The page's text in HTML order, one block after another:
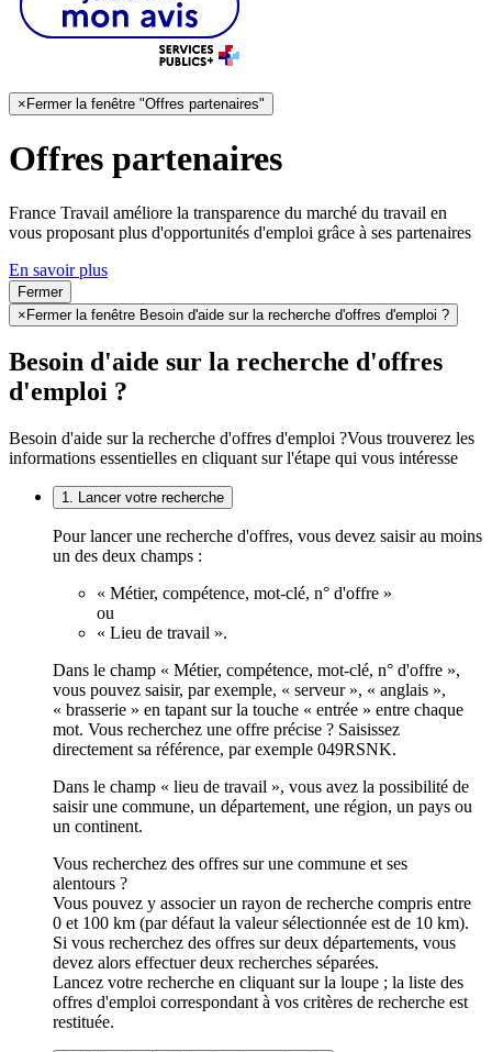
×Fermer la fenêtre "Offres partenaires"
Offres partenaires
France Travail améliore la transparence du marché du travail en
vous proposant plus d'opportunités d'emploi grâce à ses partenaires
En savoir plus
Fermer
×Fermer la fenêtre Besoin d'aide sur la recherche d'offres d'emploi ?
Besoin d'aide sur la recherche d'offres
d'emploi ?
Besoin d'aide sur la recherche d'offres d'emploi ?Vous trouverez les
informations essentielles en cliquant sur l'étape qui vous intéresse
1. Lancer votre recherche
Pour lancer une recherche d'offres, vous devez saisir au moins
un des deux champs :
« Métier, compétence, mot-clé, n° d'offre »
ou
« Lieu de travail ».
Dans le champ « Métier, compétence, mot-clé, n° d'offre »,
vous pouvez saisir, par exemple, « serveur », « anglais »,
« brasserie » en tapant sur la touche « entrée » entre chaque
mot. Vous recherchez une offre précise ? Saisissez
directement sa référence, par exemple 049RSNK.
Dans le champ « lieu de travail », vous avez la possibilité de
saisir une commune, un département, une région, un pays ou
un continent.
Vous recherchez des offres sur une commune et ses
alentours ?
Vous pouvez y associer un rayon de recherche compris entre
0 et 100 km (par défaut la valeur sélectionnée est de 10 km).
Si vous recherchez des offres sur deux départements, vous
devez alors effectuer deux recherches séparées.
Lancez votre recherche en cliquant sur la loupe ; la liste des
offres d'emploi correspondant à vos critères de recherche est
restituée.